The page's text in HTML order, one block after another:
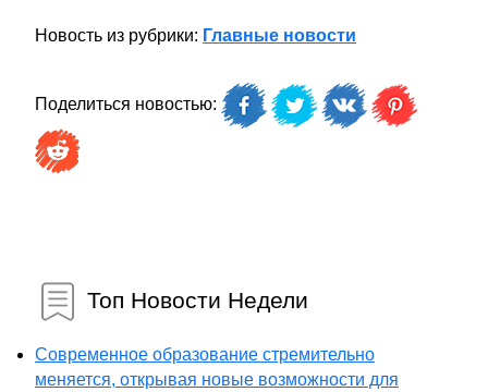
Новость из рубрики: Главные новости
Поделиться новостью:
Топ Новости Недели
Современное образование стремительно
меняется, открывая новые возможности для